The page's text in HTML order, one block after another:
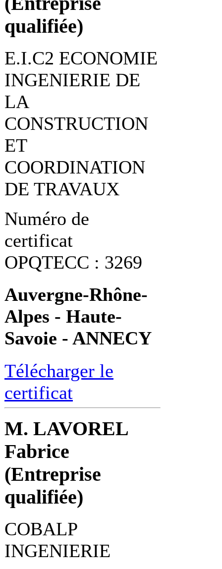
qualifiée)
E.I.C2 ECONOMIE
INGENIERIE DE
LA
CONSTRUCTION
ET
COORDINATION
DE TRAVAUX
Numéro de
certificat
OPQTECC : 3269
Auvergne-Rhône-
Alpes - Haute-
Savoie - ANNECY
Télécharger le
certificat
M. LAVOREL
Fabrice
(Entreprise
qualifiée)
COBALP
INGENIERIE